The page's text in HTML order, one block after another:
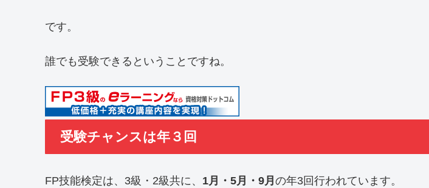
です。
誰でも受験できるということですね。
受験チャンスは年３回
FP技能検定は、3級・2級共に、 1月・5月・9月 の年3回行われています。